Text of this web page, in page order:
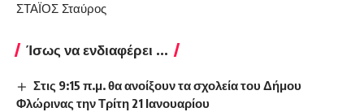
ΣΤΑΪΟΣ Σταύρος
Ίσως να ενδιαφέρει ...
Στις 9:15 π.μ. θα ανοίξουν τα σχολεία του Δήμου
Φλώρινας την Τρίτη 21 Ιανουαρίου